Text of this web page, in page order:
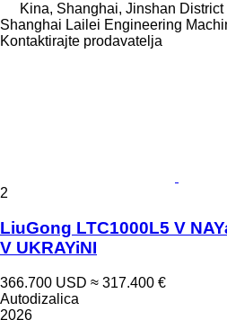
Kina, Shanghai, Jinshan District
Shanghai Lailei Engineering
Kontaktirajte prodavatelja
2
LiuGong LTC1000L5 V
V UKRAYiNI
366.700 USD ≈ 317.400 €
Autodizalica
2026